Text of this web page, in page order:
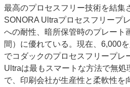
最高のプロセスフリー技術を結集
SONORA Ultraプロセスフリープ
への耐性、暗所保管時のプレート
間）に優れている。現在、6,000
でコダックのプロセスフリープレ
Ultraは最もスマートな方法で無処
で、印刷会社が生産性と柔軟性を